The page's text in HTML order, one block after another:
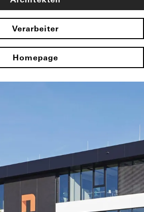
Verarbeiter
Homepage